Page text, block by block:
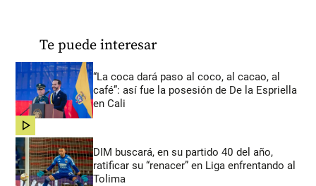
Te puede interesar
“La coca dará paso al coco, al cacao, al
café”: así fue la posesión de De la Espriella
en Cali
share
DIM buscará, en su partido 40 del año,
ratificar su “renacer” en Liga enfrentando al
Tolima